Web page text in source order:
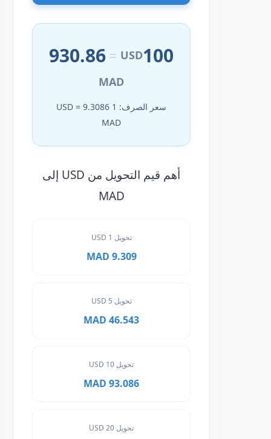
100
USD
=
930.86
MAD
سعر الصرف: 1 USD = 9.3086
أهم قيم التحويل من USD إلى
MAD
تحويل 1 USD
9.309 MAD
تحويل 5 USD
46.543 MAD
93.086 MAD